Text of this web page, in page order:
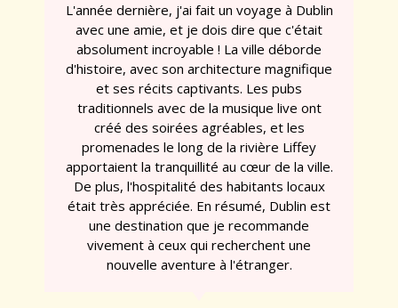
L'année dernière, j'ai fait un voyage à Dublin
avec une amie, et je dois dire que c'était
absolument incroyable ! La ville déborde
d'histoire, avec son architecture magnifique
et ses récits captivants. Les pubs
traditionnels avec de la musique live ont
créé des soirées agréables, et les
promenades le long de la rivière Liffey
apportaient la tranquillité au cœur de la ville.
De plus, l'hospitalité des habitants locaux
était très appréciée. En résumé, Dublin est
une destination que je recommande
vivement à ceux qui recherchent une
nouvelle aventure à l'étranger.